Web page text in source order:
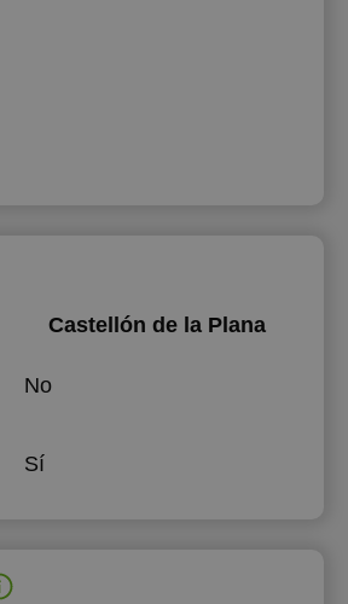
Castellón de la Plana
No
Sí